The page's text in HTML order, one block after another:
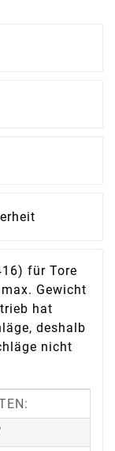
für Tore
Gewicht
hat
deshalb
nicht